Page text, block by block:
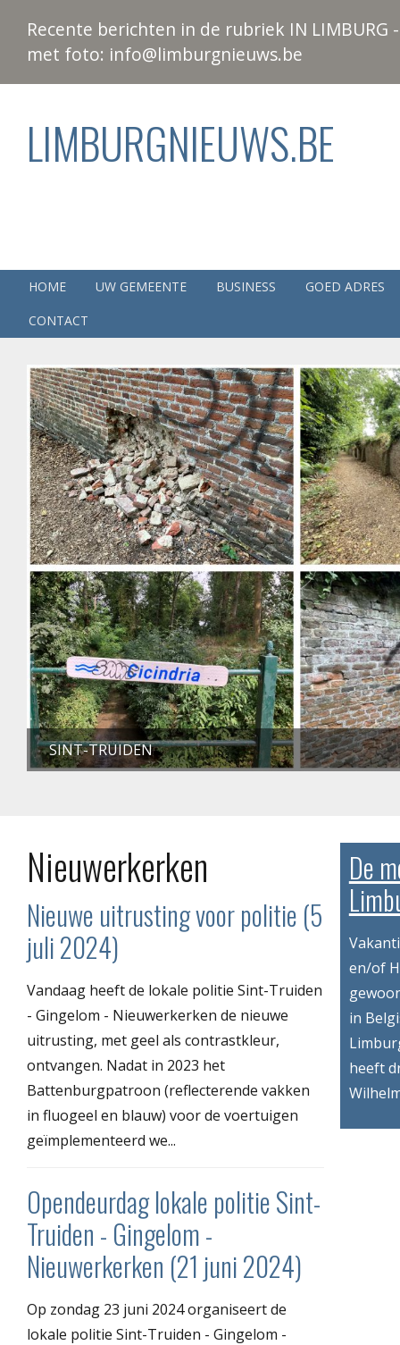
Recente berichten in de rubriek IN
met foto: info@limburgnieuws.be
LIMBURGNIEUWS.BE
HOME UW GEMEENTE BUSINESS
GOED ADRES
CONTACT
SINT-TRUIDEN
Nieuwerkerken
Nieuwe uitrusting voor politie (5
juli 2024)
Vandaag heeft de lokale politie Sint-Truiden
- Gingelom - Nieuwerkerken de nieuwe
uitrusting, met geel als contrastkleur,
ontvangen. Nadat in 2023 het
Battenburgpatroon (reflecterende vakken
in fluogeel en blauw) voor de voertuigen
geïmplementeerd we...
Opendeurdag lokale politie Sint-
Truiden - Gingelom -
Nieuwerkerken (21 juni 2024)
Op zondag 23 juni 2024 organiseert de
lokale politie Sint-Truiden - Gingelom -
De
en/of
in
heeft